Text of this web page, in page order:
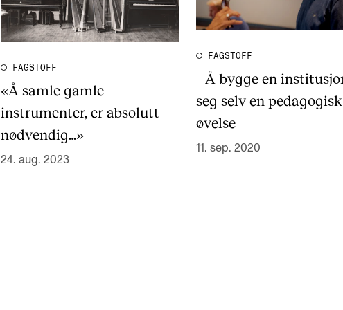
FAGSTOFF
«Å samle gamle
instrumenter, er absolutt
nødvendig…»
24. aug. 2023
FAGSTOFF
– Å bygge en
seg selv en pedagogisk
øvelse
11. sep. 2020